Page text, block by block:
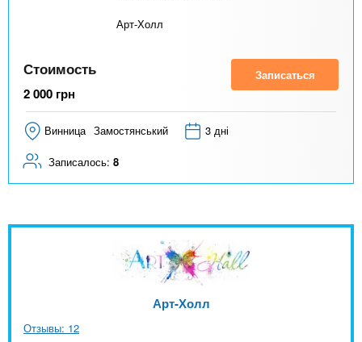
Арт-Холл
Стоимость
2 000 грн
Записаться
Винница Замостянський 3 дні
Записалось: 8
Арт-Холл
Отзывы: 12